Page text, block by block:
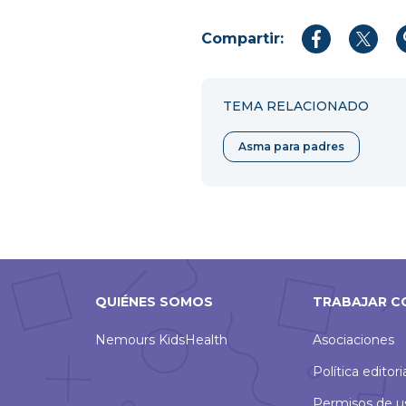
Compartir:
Compartir
TEMA RELACIONADO
Asma para padres
QUIÉNES SOMOS
Nemours KidsHealth
TRABAJAR
Asociaciones
Política